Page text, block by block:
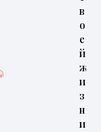
в
о
е
й
ж
и
з
н
и